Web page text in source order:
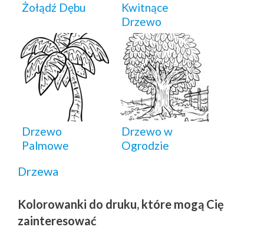
Żołądź Dębu
Kwitnące
Drzewo
Drzewo
Palmowe
Drzewo w
Ogrodzie
Drzewa
Kolorowanki do druku, które mogą Cię
zainteresować